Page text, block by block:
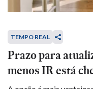
TEMPO REAL
Prazo para
menos IR está